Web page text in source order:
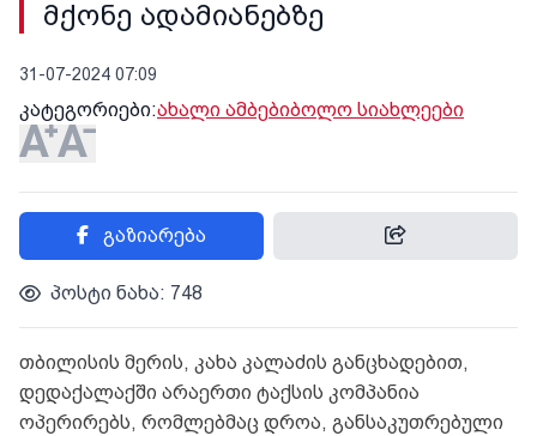
მქონე ადამიანებზე
31-07-2024 07:09
კატეგორიები:ახალი ამბებიბოლო სიახლეები
გაზიარება
პოსტი ნახა: 748
თბილისის მერის, კახა კალაძის განცხადებით,
დედაქალაქში არაერთი ტაქსის კომპანია
ოპერირებს, რომლებმაც დროა, განსაკუთრებული